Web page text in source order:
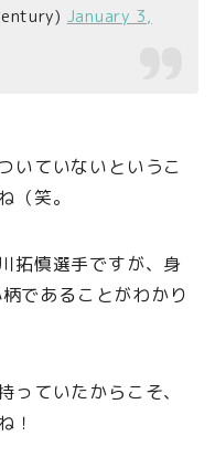
January 3,
いていないというこ
（笑。
拓慎選手ですが、身
であることがわかり
っていたからこそ、
！